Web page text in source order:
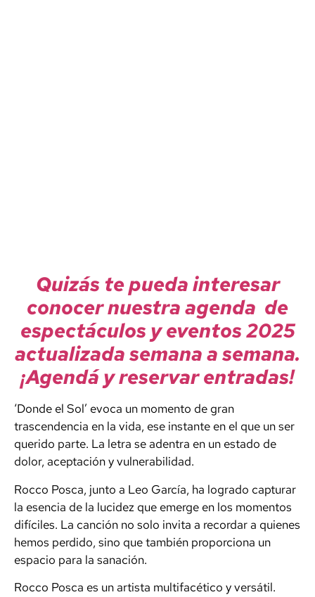
Quizás te pueda interesar
conocer nuestra agenda de
espectáculos y eventos 2025
actualizada semana a semana.
¡Agendá y reservar entradas!
‘Donde el Sol’ evoca un momento de gran
trascendencia en la vida, ese instante en el que un ser
querido parte. La letra se adentra en un estado de
dolor, aceptación y vulnerabilidad.
Rocco Posca, junto a Leo García, ha logrado capturar
la esencia de la lucidez que emerge en los momentos
difíciles. La canción no solo invita a recordar a quienes
hemos perdido, sino que también proporciona un
espacio para la sanación.
Rocco Posca es un artista multifacético y versátil.